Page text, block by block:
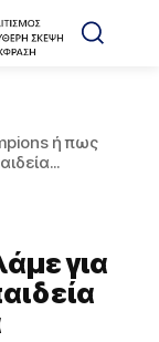
ή πως
για